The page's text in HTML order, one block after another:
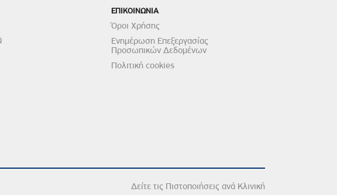
ΕΠΙΚΟΙΝΩΝΙΑ
Όροι Χρήσης
Ενημέρωση Επεξεργασίας
Προσωπικών Δεδομένων
Πολιτική cookies
Δείτε τις Πιστοποιήσεις ανά Κλινική